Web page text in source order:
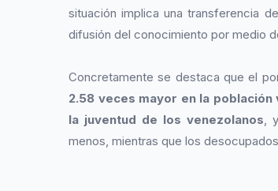
situación implica una transferencia
difusión del conocimiento por medio
Concretamente se destaca que el
2.58 veces mayor en la población
la juventud de los venezolanos,
menos, mientras que los